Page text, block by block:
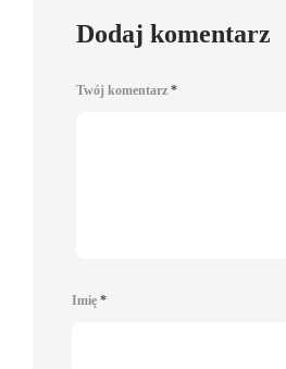
Dodaj komentarz
Twój komentarz *
Imię *